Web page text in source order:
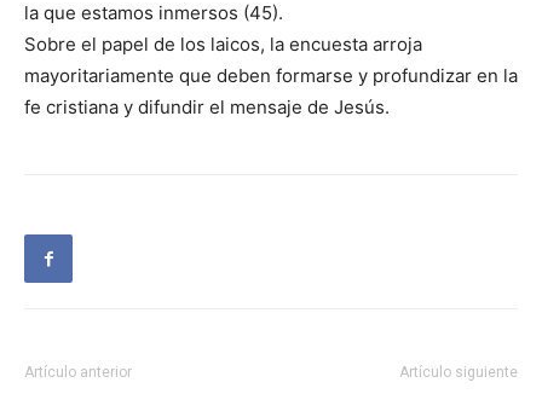
la que estamos inmersos (45).
Sobre el papel de los laicos, la encuesta arroja
mayoritariamente que deben formarse y profundizar en la
fe cristiana y difundir el mensaje de Jesús.
Artículo anterior Artículo siguiente